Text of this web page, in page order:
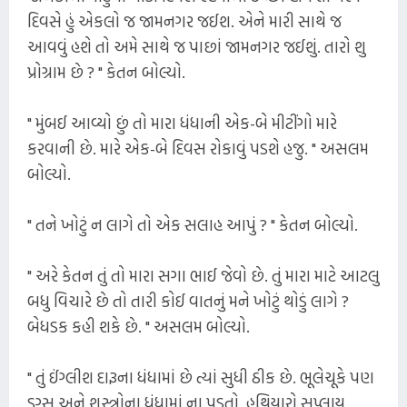
દિવસે હું એકલો જ જામનગર જઈશ. એને મારી સાથે જ
આવવું હશે તો અમે સાથે જ પાછાં જામનગર જઈશું. તારો શુ
પ્રોગ્રામ છે ? " કેતન બોલ્યો.
" મુંબઈ આવ્યો છું તો મારા ધંધાની એક-બે મીટીંગો મારે
કરવાની છે. મારે એક-બે દિવસ રોકાવું પડશે હજુ. " અસલમ
બોલ્યો.
" તને ખોટું ન લાગે તો એક સલાહ આપું ? " કેતન બોલ્યો.
" અરે કેતન તું તો મારા સગા ભાઈ જેવો છે. તું મારા માટે આટલુ
બધુ વિચારે છે તો તારી કોઈ વાતનું મને ખોટું થોડું લાગે ?
બેધડક કહી શકે છે. " અસલમ બોલ્યો.
" તું ઈંગ્લીશ દારૂના ધંધામાં છે ત્યાં સુધી ઠીક છે. ભૂલેચૂકે પણ